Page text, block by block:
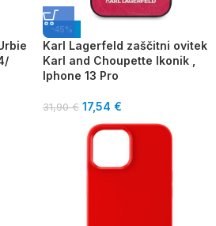
-45%
Karl Lagerfeld zaščitni ovitek
Karl and Choupette Ikonik ,
Iphone 13 Pro
31,90€ 17,54 €